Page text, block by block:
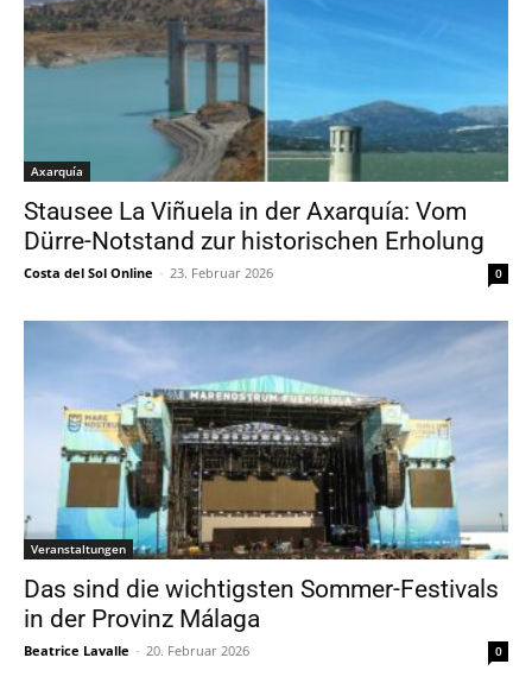
Axarquía
Stausee La Viñuela in der Axarquía: Vom
Dürre-Notstand zur historischen Erholung
Costa del Sol Online - 23. Februar 2026 0
Veranstaltungen
Das sind die wichtigsten Sommer-Festivals
in der Provinz Málaga
Beatrice Lavalle - 20. Februar 2026 0